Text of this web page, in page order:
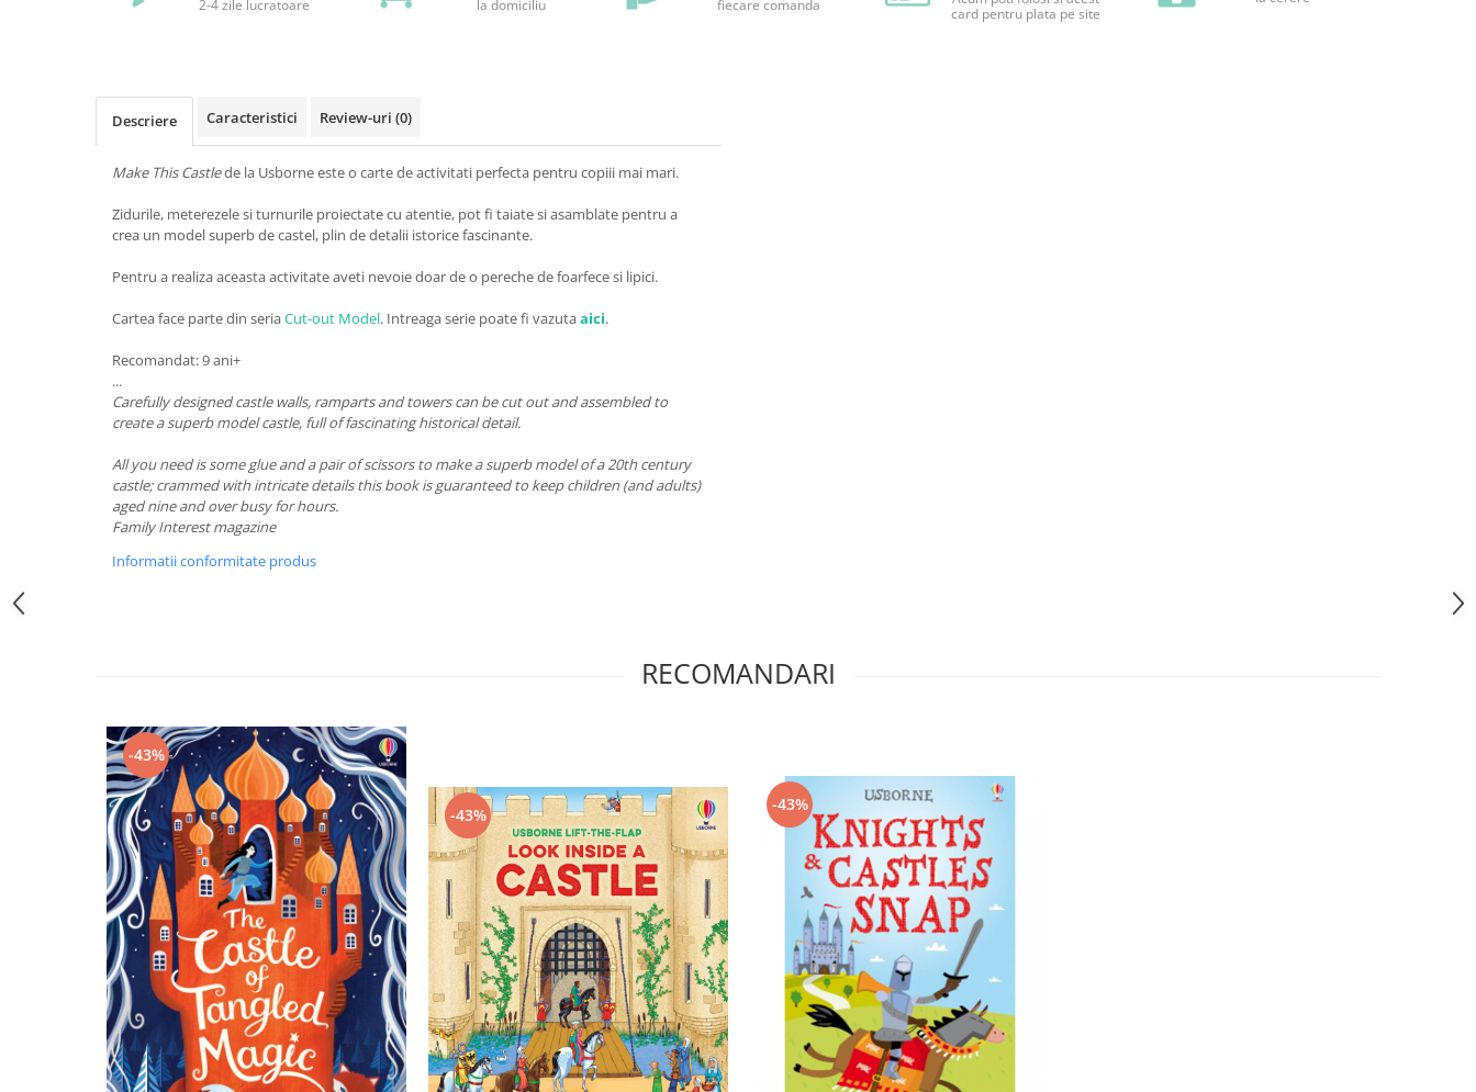
2-4 zile lucratoare
la domiciliu
fiecare comanda
card pentru plata pe site
Descriere Caracteristici Review-uri (0)
Make This Castlede la Usborneeste o carte de activitati perfecta pentru copiii mai mari.
Zidurile, meterezele si turnurile proiectate cu atentie, pot fi taiate si asamblate pentru a
crea un model superb de castel, plin de detalii istorice fascinante.
Pentru a realiza aceasta activitate aveti nevoie doar de o pereche de foarfece si lipici.
Cartea face parte din seriaCut-out Model. Intreaga serie poate fi vazutaaici.
Recomandat: 9 ani+
...
Carefully designed castle walls, ramparts and towers can be cut out and assembled to
create a superb model castle, full of fascinating historical detail.
All you need is some glue and a pair of scissors to make a superb model of a 20th century
castle; crammed with intricate details this book is guaranteed to keep children (and adults)
aged nine and over busy for hours.
Family Interest magazine
Informatii conformitate produs
RECOMANDARI
-43%
-43%
-43%